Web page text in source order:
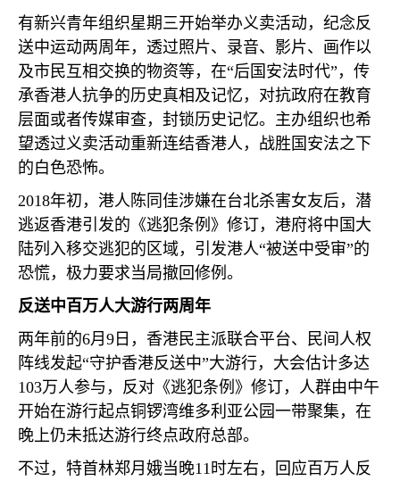
有新兴青年组织星期三开始举办义卖活动，纪念反
送中运动两周年，透过照片、录音、影片、画作以
及市民互相交换的物资等，在“后国安法时代”，传
承香港人抗争的历史真相及记忆，对抗政府在教育
层面或者传媒审查，封锁历史记忆。主办组织也希
望透过义卖活动重新连结香港人，战胜国安法之下
的白色恐怖。
2018年初，港人陈同佳涉嫌在台北杀害女友后，潜
逃返香港引发的《逃犯条例》修订，港府将中国大
陆列入移交逃犯的区域，引发港人“被送中受审”的
恐慌，极力要求当局撤回修例。
反送中百万人大游行两周年
两年前的6月 9 日，香港民主派联合平台、民间人权
阵线发起“守护香港反送中”大游行，大会估计多达
103万人参与，反对《逃犯条例》修订，人群由中午
开始在游行起点铜锣湾维多利亚公园一带聚集，在
晚上仍未抵达游行终点政府总部。
不过，特首林郑月娥当晚11时左右，回应百万人反